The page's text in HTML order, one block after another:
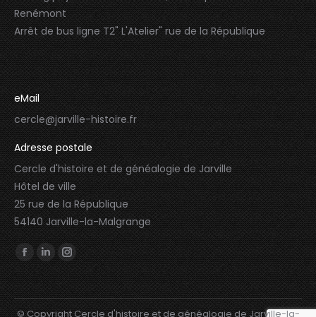
Renémont
Arrêt de bus ligne T2" L'Atelier" rue de la République
eMail
cercle@jarville-histoire.fr
Adresse postale
Cercle d'histoire et de généalogie de Jarville
Hôtel de ville
25 rue de la République
54140 Jarville-la-Malgrange
Trouvez nous sur :
Facebook
page
opens
LinkedIn
page
opens
Instagram
page
opens
© Copyright Cercle d'histoire et de généalogie de Jarville-la-